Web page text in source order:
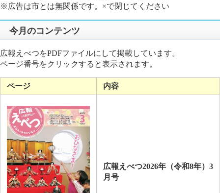
※広告は市とは無関係です。×で閉じてください
今月のコンテンツ
広報えべつをPDFファイルにして掲載しています。
ページ番号をクリックすると表示されます。
ページ 内容
広報えべつ2026年（令和8年）3
月号